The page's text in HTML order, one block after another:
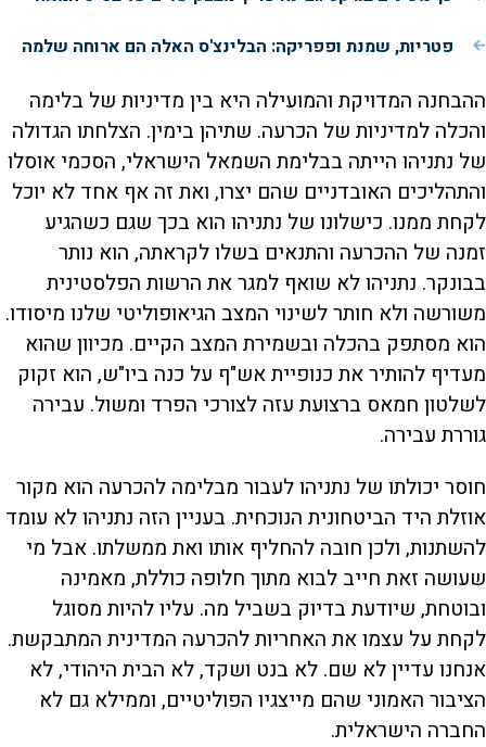
פטריות, שמנת ופפריקה: הבלינצ'ס האלה הם ארוחה שלמה
ההבחנה המדויקת והמועילה היא בין מדיניות של בלימה
והכלה למדיניות של הכרעה. שתיהן בימין. הצלחתו הגדולה
של נתניהו הייתה בבלימת השמאל הישראלי, הסכמי אוסלו
והתהליכים האובדניים שהם יצרו, ואת זה אף אחד לא יוכל
לקחת ממנו. כישלונו של נתניהו הוא בכך שגם כשהגיע
זמנה של ההכרעה והתנאים בשלו לקראתה, הוא נותר
בבונקר. נתניהו לא שואף למגר את הרשות הפלסטינית
משורשה ולא חותר לשינוי המצב הגיאופוליטי שלנו מיסודו.
הוא מסתפק בהכלה ובשמירת המצב הקיים. מכיוון שהוא
מעדיף להותיר את כנופיית אש"ף על כנה ביו"ש, הוא זקוק
לשלטון חמאס ברצועת עזה לצורכי הפרד ומשול. עבירה
גוררת עבירה.
חוסר יכולתו של נתניהו לעבור מבלימה להכרעה הוא מקור
אוזלת היד הביטחונית הנוכחית. בעניין הזה נתניהו לא עומד
להשתנות, ולכן חובה להחליף אותו ואת ממשלתו. אבל מי
שעושה זאת חייב לבוא מתוך חלופה כוללת, מאמינה
ובוטחת, שיודעת בדיוק בשביל מה. עליו להיות מסוגל
לקחת על עצמו את האחריות להכרעה המדינית המתבקשת.
אנחנו עדיין לא שם. לא בנט ושקד, לא הבית היהודי, לא
הציבור האמוני שהם מייצגיו הפוליטיים, וממילא גם לא
החברה הישראלית.